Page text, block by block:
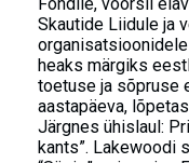
Skautide Liidule ja
heaks märgiks
toetuse ja sõpruse
aastapäeva,
Järgnes ühislaul:
kants”. Lakewoodi